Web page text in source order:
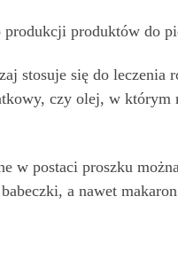
produktów do
stosuje się do
czy olej, w
w postaci proszku
a nawet